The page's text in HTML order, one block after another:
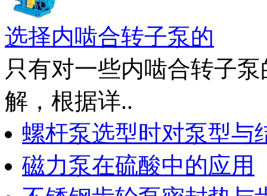
选择内啮合转子泵的
只有对一些内啮合转子
解，根据详..
螺杆泵选型时对泵型与
磁力泵在硫酸中的应用